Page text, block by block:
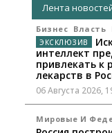
Лента
Бизнес Власть
интеллект
привлекать к
лекарств в
06 Августа 2026,
Мировые И